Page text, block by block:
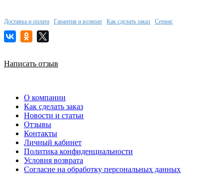
Доставка и оплата Гарантия и возврат Как сделать заказ Сервис
Написать отзыв
О компании
Как сделать заказ
Новости и статьи
Отзывы
Контакты
Личный кабинет
Политика конфиденциальности
Условия возврата
Согласие на обработку персональных данных